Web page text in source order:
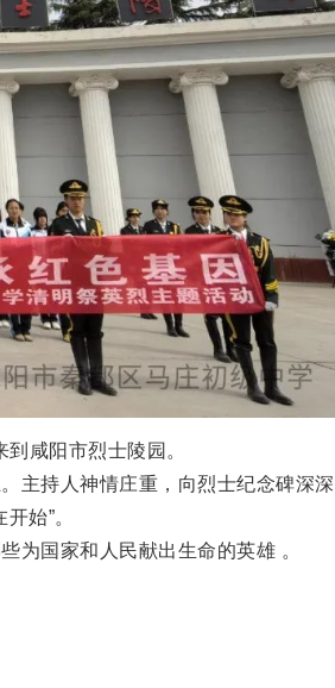
咸阳市烈士陵园。
主持人神情庄重，向烈士纪念碑深深
始”。
为国家和人民献出生命的英雄 。